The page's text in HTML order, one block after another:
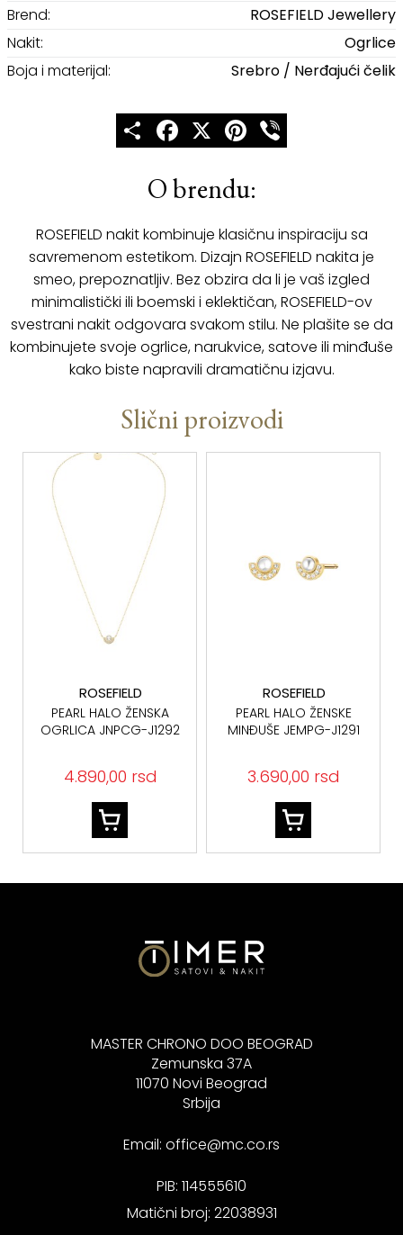
Brend:
ROSEFIELD Jewellery
Nakit:
Ogrlice
Boja i materijal:
Srebro / Nerđajući čelik
ShareFacebook
X Pinterest
O brendu:
ROSEFIELD nakit kombinuje klasičnu inspiraciju sa
savremenom estetikom. Dizajn ROSEFIELD nakita je
smeo, prepoznatljiv. Bez obzira da li je vaš izgled
minimalistički ili boemski i eklektičan, ROSEFIELD-ov
svestrani nakit odgovara svakom stilu. Ne plašite se da
kombinujete svoje ogrlice, narukvice, satove ili minđuše
kako biste napravili dramatičnu izjavu.
Slični proizvodi
ROSEFIELD
PEARL HALO ŽENSKA
OGRLICA JNPCG-J1292
4.890,00 rsd
ROSEFIELD
PEARL HALO ŽENSKE
MINĐUŠE JEMPG-J1291
3.690,00 rsd
MASTER CHRONO DOO BEOGRAD
Zemunska 37A
11070 Novi Beograd
Srbija
Email: office@mc.co.rs
PIB: 114555610
Matični broj: 22038931